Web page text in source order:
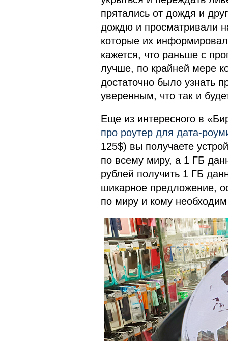
прятались от дождя и
дождю и просматривали
которые их
кажется, что раньше с
лучше, по крайней мере
достаточно было узнать
уверенным, что так и
Еще из интересного в
про роутер для дата-
125$) вы получаете
по всему миру, а 1 ГБ
рублей получить 1 ГБ
шикарное предложение,
по миру и кому